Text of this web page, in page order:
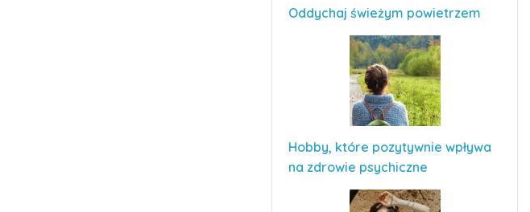
Oddychaj świeżym powietrzem
Hobby, które pozytywnie wpływa
na zdrowie psychiczne